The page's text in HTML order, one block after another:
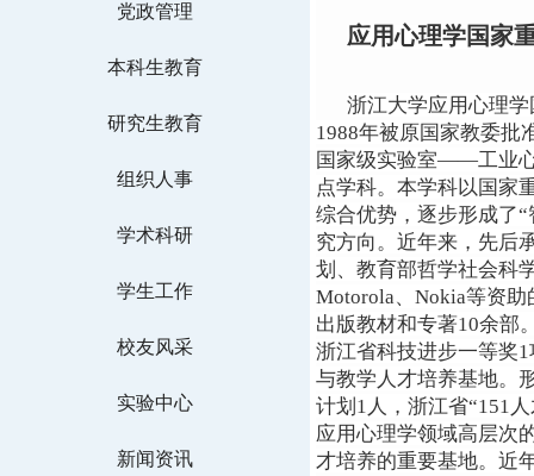
党政管理
本科生教育
研究生教育
组织人事
学术科研
学生工作
校友风采
实验中心
新闻资讯
应用心理学国家
浙江大学应用心理
1988年被原国家教委批
国家级实验室——工业心
点学科。 本学科以国家
综合优势，逐步形成了
究方向。 近年来，先后
划、教育部哲学社会科
Motorola、Nokia等资助
出版教材和专著10余部
浙江省科技进步一等奖
与教学人才培养基地。
计划1人，浙江省“151
应用心理学领域高层次
才培养的重要基地。近